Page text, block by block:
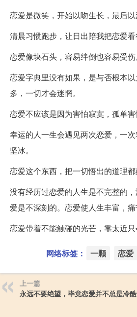
恋爱是微笑，开始以吻生长，最后以
清晨习惯跑步，让日出陪我把恋爱看
恋爱像块石头，容易绊倒也容易受伤
恋爱字典里没有如果，是与否根本
多，一切才会迷惘。
恋爱不应该是因为害怕寂寞，孤单害
幸运的人一生会遇见两次恋爱，一
坚冰。
恋爱这个东西，把一切悟出的道理都
没有经历过恋爱的人生是不完整的
爱是不深刻的。恋爱使人生丰富，痛
恋爱带着不能触碰的光芒，靠太近只
网络标签： 一颗 恋爱
上一篇
永远不要绝望，毕竟恋爱并不总是冷